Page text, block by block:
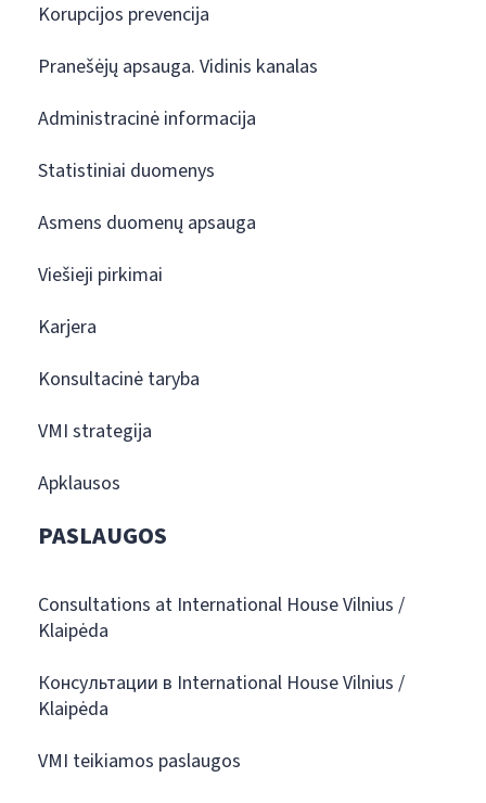
Korupcijos prevencija
Pranešėjų apsauga. Vidinis kanalas
Administracinė informacija
Statistiniai duomenys
Asmens duomenų apsauga
Viešieji pirkimai
Karjera
Konsultacinė taryba
VMI strategija
Apklausos
PASLAUGOS
Consultations at International House Vilnius /
Klaipėda
Консультации в International House Vilnius /
Klaipėda
VMI teikiamos paslaugos